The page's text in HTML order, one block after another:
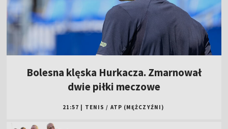
Bolesna klęska Hurkacza. Zmarnował
dwie piłki meczowe
21:57 TENIS / ATP (MĘŻCZYŹNI)